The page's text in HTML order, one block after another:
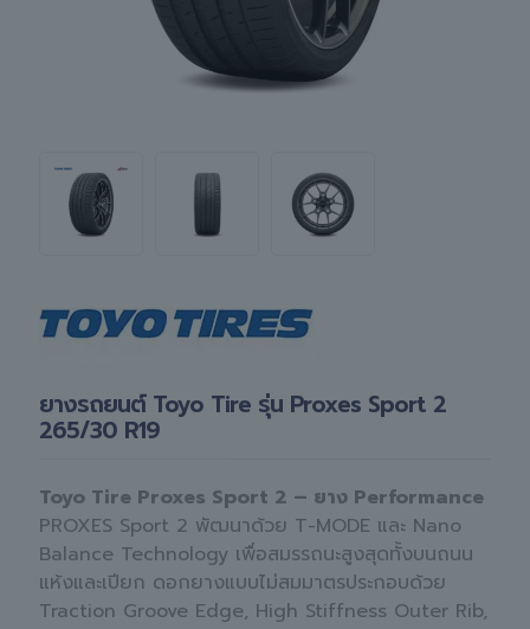
ยางรถยนต์ Toyo Tire รุ่น Proxes Sport 2
265/30 R19
Toyo Tire Proxes Sport 2 – ยาง Performance
PROXES Sport 2 พัฒนาด้วย T-MODE และ Nano
Balance Technology เพื่อสมรรถนะสูงสุดทั้งบนถนน
แห้งและเปียก ดอกยางแบบไม่สมมาตรประกอบด้วย
Traction Groove Edge, High Stiffness Outer Rib,